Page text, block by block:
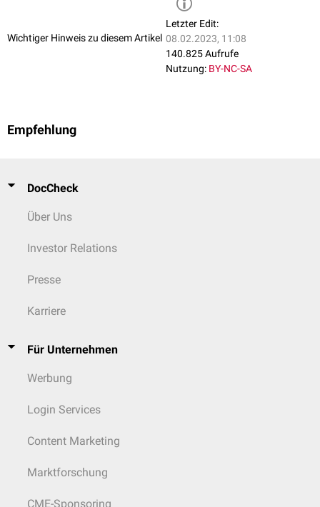
Wichtiger Hinweis zu diesem Artikel
Letzter Edit:
08.02.2023, 11:08
140.825 Aufrufe
Nutzung: BY-NC-SA
Empfehlung
DocCheck
Über Uns
Investor Relations
Presse
Karriere
Für Unternehmen
Werbung
Login Services
Content Marketing
Marktforschung
CME-Sponsoring